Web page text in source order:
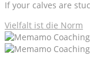
If your calves are
Vielfalt ist die Norm